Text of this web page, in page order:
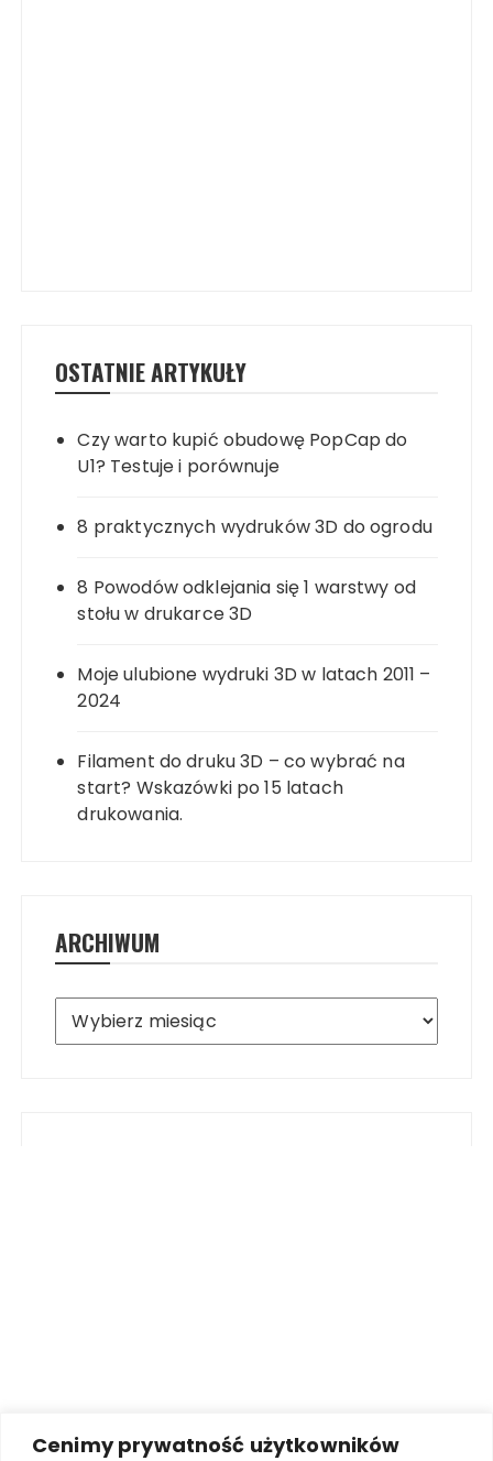
Cenimy prywatność użytkowników
OSTATNIE ARTYKUŁY
Czy warto kupić obudowę PopCap do
U1? Testuje i porównuje
8 praktycznych wydruków 3D do ogrodu
8 Powodów odklejania się 1 warstwy od
stołu w drukarce 3D
Moje ulubione wydruki 3D w latach 2011 –
2024
Filament do druku 3D – co wybrać na
start? Wskazówki po 15 latach
drukowania.
ARCHIWUM
Archiwum